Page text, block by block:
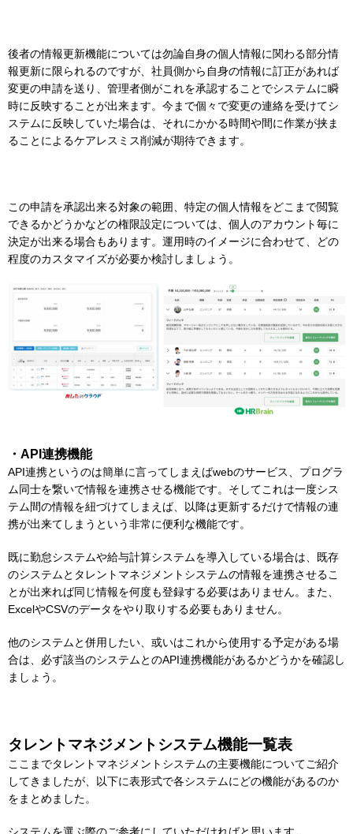
後者の情報更新機能については勿論自身の個人情報に関わる部分情
報更新に限られるのですが、社員側から自身の情報に訂正があれば
変更の申請を送り、管理者側がこれを承認することでシステムに瞬
時に反映することが出来ます。今まで個々で変更の連絡を受けてシ
ステムに反映していた場合は、それにかかる時間や間に作業が挟ま
ることによるケアレスミス削減が期待できます。
この申請を承認出来る対象の範囲、特定の個人情報をどこまで閲覧
できるかどうかなどの権限設定については、個人のアカウント毎に
決定が出来る場合もあります。運用時のイメージに合わせて、どの
程度のカスタマイズが必要か検討しましょう。
・API連携機能
API連携というのは簡単に言ってしまえばwebのサービス、プログラ
ム同士を繋いで情報を連携させる機能です。そしてこれは一度シス
テム間の情報を紐づけてしまえば、以降は更新するだけで情報の連
携が出来てしまうという非常に便利な機能です。
既に勤怠システムや給与計算システムを導入している場合は、既存
のシステムとタレントマネジメントシステムの情報を連携させるこ
とが出来れば同じ情報を何度も登録する必要はありません。また、
ExcelやCSVのデータをやり取りする必要もありません。
他のシステムと併用したい、或いはこれから使用する予定がある場
合は、必ず該当のシステムとのAPI連携機能があるかどうかを確認し
ましょう。
タレントマネジメントシステム機能一覧表
ここまでタレントマネジメントシステムの主要機能についてご紹介
してきましたが、以下に表形式で各システムにどの機能があるのか
をまとめました。